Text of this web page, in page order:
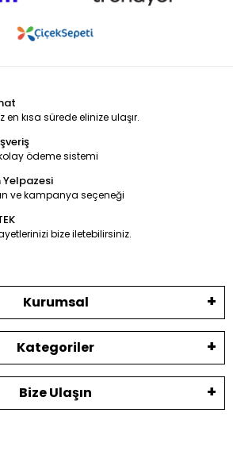
en kısa sürede elinize ulaşır.
ödeme sistemi
Yelpazesi
ve kampanya seçeneği
bize iletebilirsiniz.
Kurumsal
Kategoriler
Bize Ulaşın